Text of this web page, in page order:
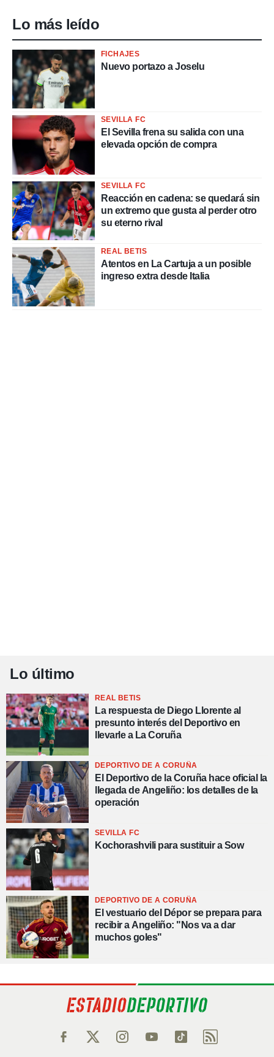
Lo más leído
FICHAJES
Nuevo portazo a Joselu
SEVILLA FC
El Sevilla frena su salida con una
elevada opción de compra
SEVILLA FC
Reacción en cadena: se quedará sin
un extremo que gusta al perder otro
su eterno rival
REAL BETIS
Atentos en La Cartuja a un posible
ingreso extra desde Italia
Lo último
REAL BETIS
La respuesta de Diego Llorente al
presunto interés del Deportivo en
llevarle a La Coruña
DEPORTIVO DE A CORUÑA
El Deportivo de la Coruña hace oficial la
llegada de Angeliño: los detalles de la
operación
SEVILLA FC
Kochorashvili para sustituir a Sow
DEPORTIVO DE A CORUÑA
El vestuario del Dépor se prepara para
recibir a Angeliño: "Nos va a dar
muchos goles"